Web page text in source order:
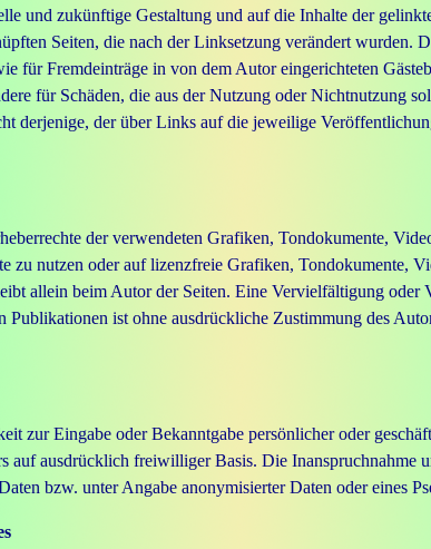
und zukünftige Gestaltung und auf die Inhalte der
Seiten, die nach der Linksetzung verändert wurden.
für Fremdeinträge in von dem Autor eingerichteten
für Schäden, die aus der Nutzung oder Nichtnutzung
derjenige, der über Links auf die jeweilige
der verwendeten Grafiken, Tondokumente,
zu nutzen oder auf lizenzfreie Grafiken, Tondokumente,
allein beim Autor der Seiten. Eine Vervielfältigung oder
Publikationen ist ohne ausdrückliche Zustimmung des
zur Eingabe oder Bekanntgabe persönlicher oder
auf ausdrücklich freiwilliger Basis. Die Inanspruchnahme
bzw. unter Angabe anonymisierter Daten oder eines